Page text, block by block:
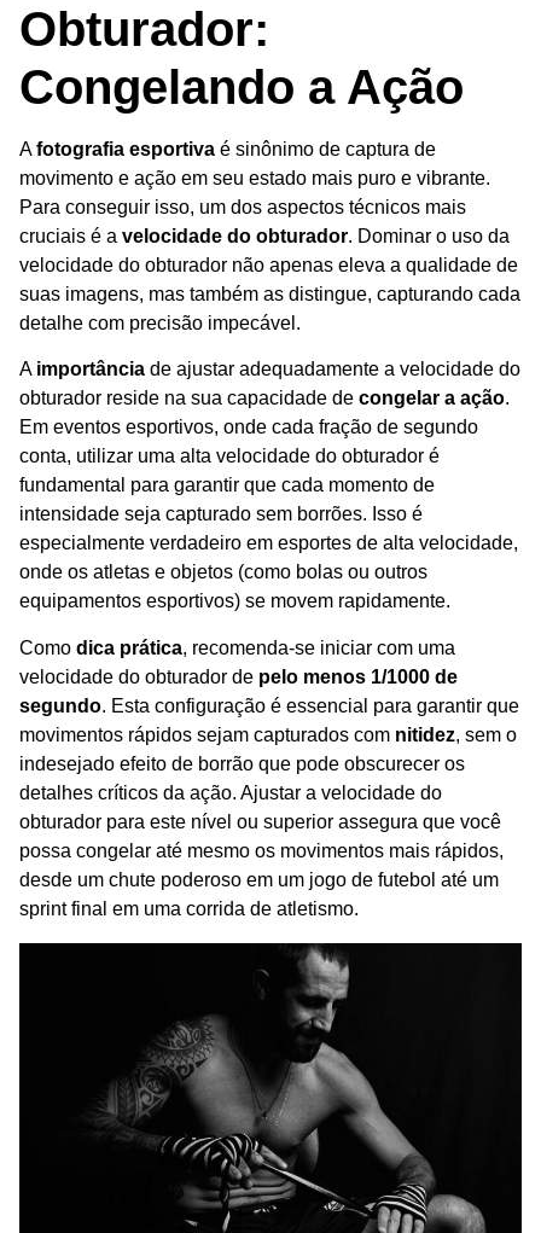
Obturador:
Congelando a Ação
Afotografia esportiva é sinônimo de captura de
movimento e ação em seu estado mais puro e vibrante.
Para conseguir isso, um dos aspectos técnicos mais
cruciais é a velocidade do obturador. Dominar o uso da
velocidade do obturador não apenas eleva a qualidade de
suas imagens, mas também as distingue, capturando cada
detalhe com precisão impecável.
A importância de ajustar adequadamente a velocidade do
obturador reside na sua capacidade de congelar a ação.
Em eventos esportivos, onde cada fração de segundo
conta, utilizar uma alta velocidade do obturador é
fundamental para garantir que cada momento de
intensidade seja capturado sem borrões. Isso é
especialmente verdadeiro em esportes de alta velocidade,
onde os atletas e objetos (como bolas ou outros
equipamentos esportivos) se movem rapidamente.
Como dica prática, recomenda-se iniciar com uma
velocidade do obturador de pelo menos 1/1000 de
segundo. Esta configuração é essencial para garantir que
movimentos rápidos sejam capturados com nitidez, sem o
indesejado efeito de borrão que pode obscurecer os
detalhes críticos da ação. Ajustar a velocidade do
obturador para este nível ou superior assegura que você
possa congelar até mesmo os movimentos mais rápidos,
desde um chute poderoso em um jogo de futebol até um
sprint final em uma corrida de atletismo.